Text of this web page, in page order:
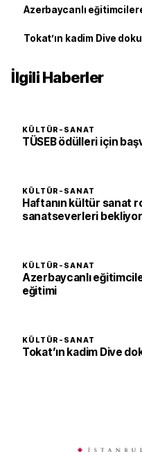
Azerbaycanlı
Tokat’ın kadim Dive
İlgili Haberler
KÜLTÜR-SANAT
TÜSEB ödülleri için
KÜLTÜR-SANAT
Haftanın kültür sanat
sanatseverleri bekliyor
KÜLTÜR-SANAT
Azerbaycanlı
eğitimi
KÜLTÜR-SANAT
Tokat’ın kadim Dive